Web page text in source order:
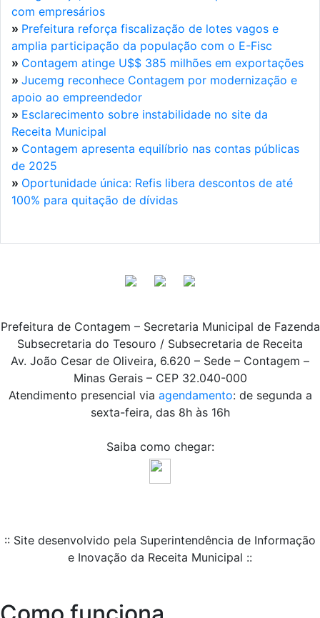
com empresários
» Prefeitura reforça fiscalização de lotes vagos e
amplia participação da população com o E-Fisc
» Contagem atinge U$$ 385 milhões em exportações
» Jucemg reconhece Contagem por modernização e
apoio ao empreendedor
» Esclarecimento sobre instabilidade no site da
Receita Municipal
» Contagem apresenta equilíbrio nas contas públicas
de 2025
» Oportunidade única: Refis libera descontos de até
100% para quitação de dívidas
Prefeitura de Contagem – Secretaria Municipal de Fazenda
Subsecretaria do Tesouro / Subsecretaria de Receita
Av. João Cesar de Oliveira, 6.620 – Sede – Contagem –
Minas Gerais – CEP 32.040-000
Atendimento presencial via agendamento: de segunda a
sexta-feira, das 8h às 16h
Saiba como chegar:
:: Site desenvolvido pela Superintendência de Informação
e Inovação da Receita Municipal ::